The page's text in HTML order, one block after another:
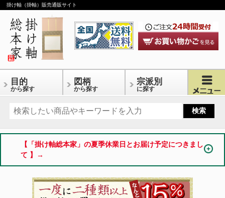
掛け軸（掛軸）販売通販サイト
目的
から探す
図柄
から探す
宗派別
に探す
【「掛け軸総本家」の夏季休業日とお届け予定につきまし
て 】→